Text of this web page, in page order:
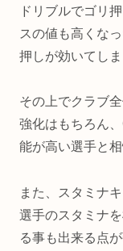
ドリブルでゴリ
スの値も高くな
押しが効いてし
その上でクラブ
強化はもちろん
能が高い選手と
また、スタミナ
選手のスタミナ
る事も出来る点が